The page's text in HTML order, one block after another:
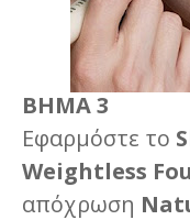
ΒΗΜΑ 3
Εφαρμόστε το
Weightless
απόχρωση